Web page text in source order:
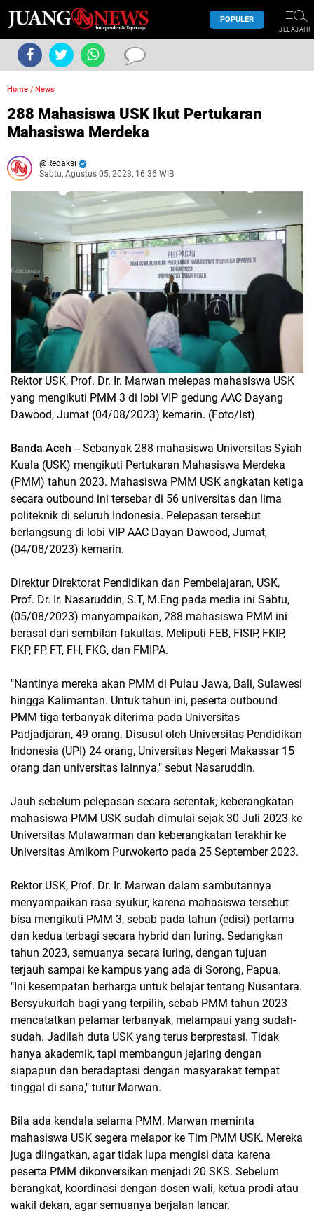
POPULER
JELAJAHI
Home / News
288 Mahasiswa USK Ikut Pertukaran
Mahasiswa Merdeka
Redaksi
Sabtu, Agustus 05, 2023, 16:36 WIB
Rektor USK, Prof. Dr. Ir. Marwan melepas mahasiswa USK
yang mengikuti PMM 3 di lobi VIP gedung AAC Dayang
Dawood, Jumat (04/08/2023) kemarin. (Foto/Ist)
Banda Aceh -- Sebanyak 288 mahasiswa Universitas Syiah
Kuala (USK) mengikuti Pertukaran Mahasiswa Merdeka
(PMM) tahun 2023. Mahasiswa PMM USK angkatan ketiga
secara outbound ini tersebar di 56 universitas dan lima
politeknik di seluruh Indonesia. Pelepasan tersebut
berlangsung di lobi VIP AAC Dayan Dawood, Jumat,
(04/08/2023) kemarin.
Direktur Direktorat Pendidikan dan Pembelajaran, USK,
Prof. Dr. Ir. Nasaruddin, S.T, M.Eng pada media ini Sabtu,
(05/08/2023) manyampaikan, 288 mahasiswa PMM ini
berasal dari sembilan fakultas. Meliputi FEB, FISIP, FKIP,
FKP, FP, FT, FH, FKG, dan FMIPA.
"Nantinya mereka akan PMM di Pulau Jawa, Bali, Sulawesi
hingga Kalimantan. Untuk tahun ini, peserta outbound
PMM tiga terbanyak diterima pada Universitas
Padjadjaran, 49 orang. Disusul oleh Universitas Pendidikan
Indonesia (UPI) 24 orang, Universitas Negeri Makassar 15
orang dan universitas lainnya," sebut Nasaruddin.
Jauh sebelum pelepasan secara serentak, keberangkatan
mahasiswa PMM USK sudah dimulai sejak 30 Juli 2023 ke
Universitas Mulawarman dan keberangkatan terakhir ke
Universitas Amikom Purwokerto pada 25 September 2023.
Rektor USK, Prof. Dr. Ir. Marwan dalam sambutannya
menyampaikan rasa syukur, karena mahasiswa tersebut
bisa mengikuti PMM 3, sebab pada tahun (edisi) pertama
dan kedua terbagi secara hybrid dan luring. Sedangkan
tahun 2023, semuanya secara luring, dengan tujuan
terjauh sampai ke kampus yang ada di Sorong, Papua.
"Ini kesempatan berharga untuk belajar tentang Nusantara.
Bersyukurlah bagi yang terpilih, sebab PMM tahun 2023
mencatatkan pelamar terbanyak, melampaui yang sudah-
sudah. Jadilah duta USK yang terus berprestasi. Tidak
hanya akademik, tapi membangun jejaring dengan
siapapun dan beradaptasi dengan masyarakat tempat
tinggal di sana," tutur Marwan.
Bila ada kendala selama PMM, Marwan meminta
mahasiswa USK segera melapor ke Tim PMM USK. Mereka
juga diingatkan, agar tidak lupa mengisi data karena
peserta PMM dikonversikan menjadi 20 SKS. Sebelum
berangkat, koordinasi dengan dosen wali, ketua prodi atau
wakil dekan, agar semuanya berjalan lancar.